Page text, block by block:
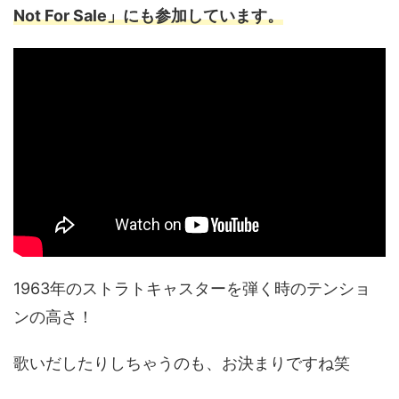
Not For Sale」にも参加しています。
1963年のストラトキャスターを弾く時のテンショ
ンの高さ！
歌いだしたりしちゃうのも、お決まりですね笑